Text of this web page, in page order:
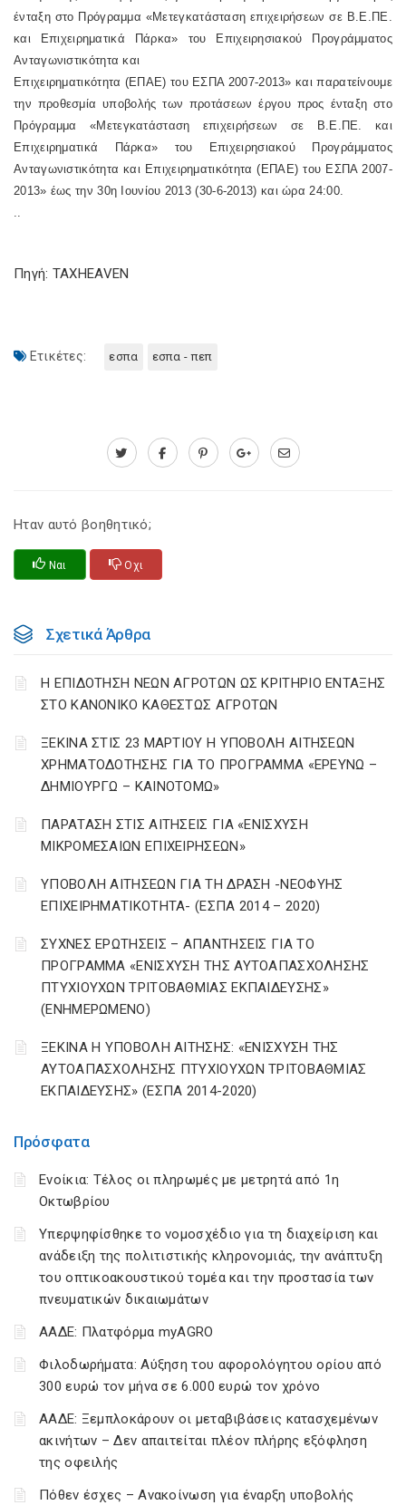
Πρόσφατα
Ενοίκια: Τέλος οι πληρωμές με μετρητά από 1η
Οκτωβρίου
Υπερψηφίσθηκε το νομοσχέδιο για τη διαχείριση και
ανάδειξη της πολιτιστικής κληρονομιάς, την ανάπτυξη
του οπτικοακουστικού τομέα και την προστασία των
πνευματικών δικαιωμάτων
ΑΑΔΕ: Πλατφόρμα myAGRO
Φιλοδωρήματα: Αύξηση του αφορολόγητου ορίου από
300 ευρώ τον μήνα σε 6.000 ευρώ τον χρόνο
ΑΑΔΕ: Ξεμπλοκάρουν οι μεταβιβάσεις κατασχεμένων
ακινήτων – Δεν απαιτείται πλέον πλήρης εξόφληση
της οφειλής
Πόθεν έσχες – Ανακοίνωση για έναρξη υποβολής
ένταξη στο Πρόγραμμα «Μετεγκατάσταση επιχειρήσεων σε Β.Ε.ΠΕ.
και Επιχειρηματικά Πάρκα» του Επιχειρησιακού Προγράμματος
Ανταγωνιστικότητα και
Επιχειρηματικότητα (ΕΠΑΕ) του ΕΣΠΑ 2007‐2013» και παρατείνουμε
την προθεσμία υποβολής των προτάσεων έργου προς ένταξη στο
Πρόγραμμα «Μετεγκατάσταση επιχειρήσεων σε Β.Ε.ΠΕ. και
Επιχειρηματικά Πάρκα» του Επιχειρησιακού Προγράμματος
Ανταγωνιστικότητα και Επιχειρηματικότητα (ΕΠΑΕ) του ΕΣΠΑ 2007‐
2013» έως την 30η Ιουνίου 2013 (30‐6‐2013) και ώρα 24:00.
..
Πηγή: TAXHEAVEN
Ετικέτες: εσπα εσπα - πεπ
Ηταν αυτό βοηθητικό;
Ναι Οχι
Σχετικά Άρθρα
Η ΕΠΙΔΟΤΗΣΗ ΝΕΩΝ ΑΓΡΟΤΩΝ ΩΣ ΚΡΙΤΗΡΙΟ ΕΝΤΑΞΗΣ
ΣΤΟ ΚΑΝΟΝΙΚΟ ΚΑΘΕΣΤΩΣ ΑΓΡΟΤΩΝ
ΞΕΚΙΝΑ ΣΤΙΣ 23 ΜΑΡΤΙΟΥ Η ΥΠΟΒΟΛΗ ΑΙΤΗΣΕΩΝ
ΧΡΗΜΑΤΟΔΟΤΗΣΗΣ ΓΙΑ ΤΟ ΠΡΟΓΡΑΜΜΑ «ΕΡΕΥΝΩ –
ΔΗΜΙΟΥΡΓΩ – ΚΑΙΝΟΤΟΜΩ»
ΠΑΡΑΤΑΣΗ ΣΤΙΣ ΑΙΤΗΣΕΙΣ ΓΙΑ «ΕΝΙΣΧΥΣΗ
ΜΙΚΡΟΜΕΣΑΙΩΝ ΕΠΙΧΕΙΡΗΣΕΩΝ»
ΥΠΟΒΟΛΗ ΑΙΤΗΣΕΩΝ ΓΙΑ ΤΗ ΔΡΑΣΗ -ΝΕΟΦΥΗΣ
ΕΠΙΧΕΙΡΗΜΑΤΙΚΟΤΗΤΑ- (ΕΣΠΑ 2014 – 2020)
ΣΥΧΝΕΣ ΕΡΩΤΗΣΕΙΣ – ΑΠΑΝΤΗΣΕΙΣ ΓΙΑ ΤΟ
ΠΡΟΓΡΑΜΜΑ «ΕΝΙΣΧΥΣΗ ΤΗΣ ΑΥΤΟΑΠΑΣΧΟΛΗΣΗΣ
ΠΤΥΧΙΟΥΧΩΝ ΤΡΙΤΟΒΑΘΜΙΑΣ ΕΚΠΑΙΔΕΥΣΗΣ»
(ΕΝΗΜΕΡΩΜΕΝΟ)
ΞΕΚΙΝΑ Η ΥΠΟΒΟΛΗ ΑΙΤΗΣΗΣ: «ΕΝΙΣΧΥΣΗ ΤΗΣ
ΑΥΤΟΑΠΑΣΧΟΛΗΣΗΣ ΠΤΥΧΙΟΥΧΩΝ ΤΡΙΤΟΒΑΘΜΙΑΣ
ΕΚΠΑΙΔΕΥΣΗΣ» (ΕΣΠΑ 2014-2020)